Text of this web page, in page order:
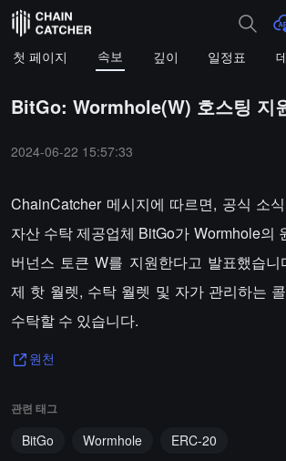
첫 페이지 속보 깊이 일정표
BitGo: Wormhole(W) 호스팅 지
2024-06-22 15:57:33
ChainCatcher 메시지에 따르면, 공식 소
자산 수탁 제공업체 BitGo가 Wormhole의
버넌스 토큰 W를 지원한다고 발표했습니
제 핫 월렛, 수탁 월렛 및 자가 관리하는
수탁할 수 있습니다.
원천
관련 태그
BitGo Wormhole ERC-20